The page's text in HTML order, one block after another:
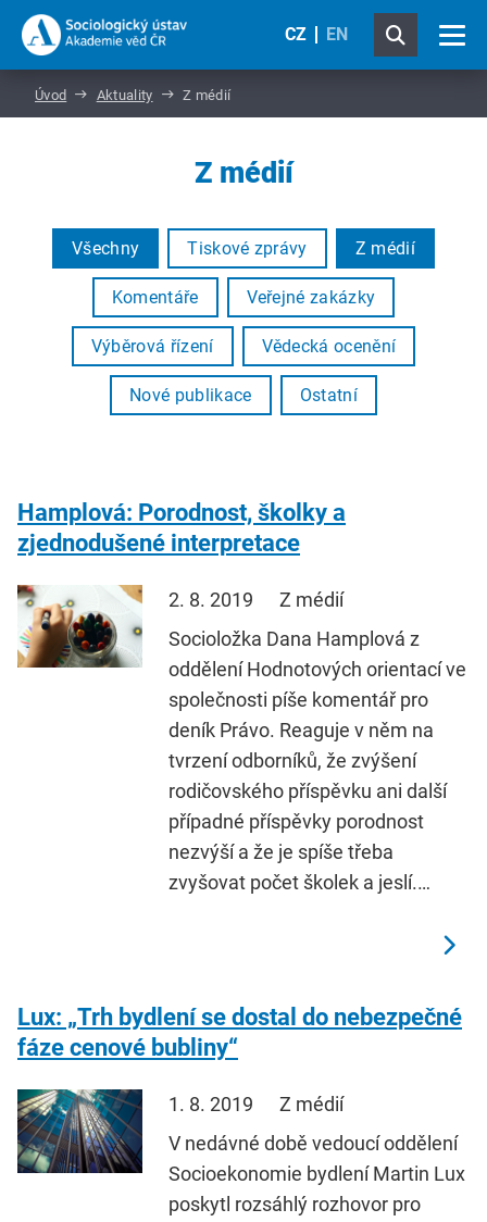
CZ EN
Úvod Aktuality Z médií
Z médií
Všechny Tiskové zprávy Z médií
Komentáře Veřejné zakázky
Výběrová řízení Vědecká ocenění
Nové publikace Ostatní
Hamplová: Porodnost, školky a
zjednodušené interpretace
2. 8. 2019
Z médií
Socioložka Dana Hamplová z
oddělení Hodnotových orientací ve
společnosti píše komentář pro
deník Právo. Reaguje v něm na
tvrzení odborníků, že zvýšení
rodičovského příspěvku ani další
případné příspěvky porodnost
nezvýší a že je spíše třeba
zvyšovat počet školek a jeslí.…
Lux: „Trh bydlení se dostal do nebezpečné
fáze cenové bubliny“
1. 8. 2019
Z médií
V nedávné době vedoucí oddělení
Socioekonomie bydlení Martin Lux
poskytl rozsáhlý rozhovor pro